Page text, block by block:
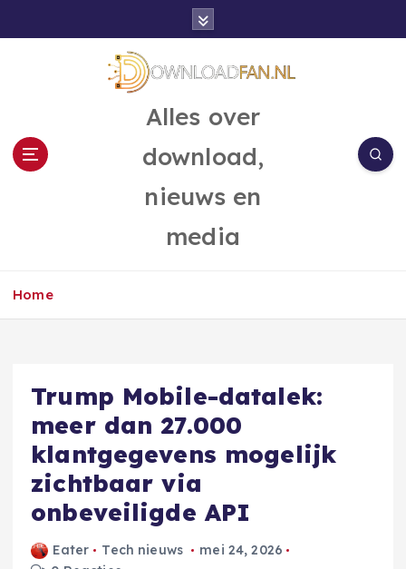
Alles over
download,
nieuws en
media
Home
Trump Mobile-datalek:
meer dan 27.000
klantgegevens mogelijk
zichtbaar via
onbeveiligde API
Eater Tech nieuws
mei 24, 2026